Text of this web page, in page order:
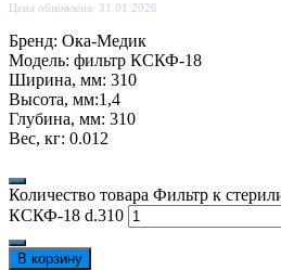
Цена обновлена: 31.01.2026
Бренд: Ока-Медик
Модель: фильтр КСКФ-18
Ширина, мм: 310
Высота, мм:1,4
Глубина, мм: 310
Вес, кг: 0.012
Количество товара Фильтр к
КСКФ-18 d.310
В корзину